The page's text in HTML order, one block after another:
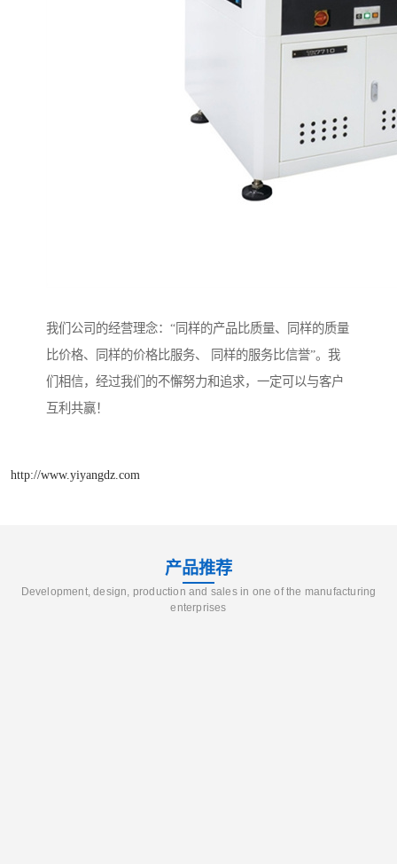
我们公司的经营理念：“同样的产品比质量、同样的质量
比价格、同样的价格比服务、 同样的服务比信誉”。我
们相信，经过我们的不懈努力和追求，一定可以与客户
互利共赢！
http://www.yiyangdz.com
产品推荐
Development, design, production and sales in one of the manufacturing
enterprises